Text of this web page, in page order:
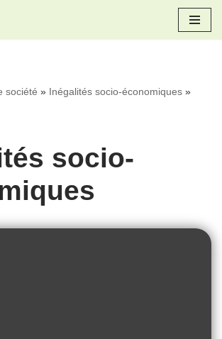
société » Inégalités socio-économiques »
socio-